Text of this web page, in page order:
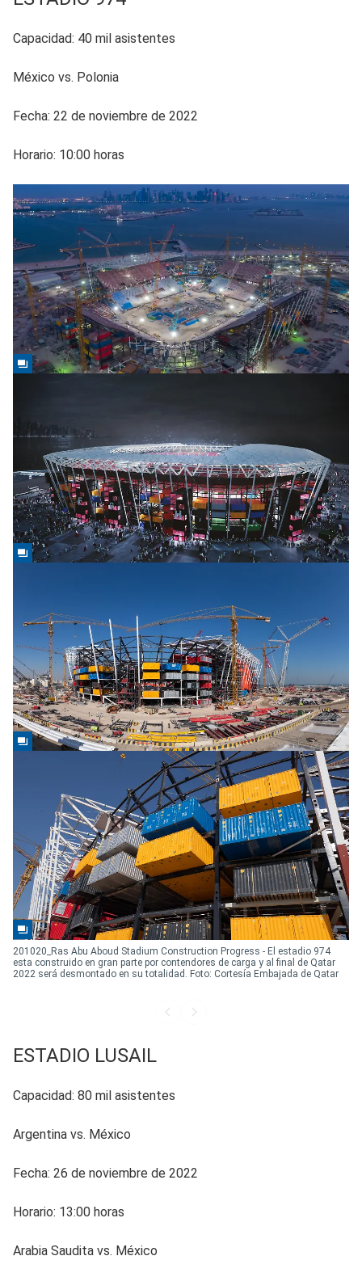
Capacidad: 40 mil asistentes
México vs. Polonia
Fecha: 22 de noviembre de 2022
Horario: 10:00 horas
201020_Ras Abu Aboud Stadium Construction Progress - El estadio 974
esta construido en gran parte por contendores de carga y al final de Qatar
2022 será desmontado en su totalidad. Foto: Cortesía Embajada de Qatar
ESTADIO LUSAIL
Capacidad: 80 mil asistentes
Argentina vs. México
Fecha: 26 de noviembre de 2022
Horario: 13:00 horas
Arabia Saudita vs. México